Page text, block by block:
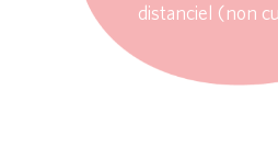
distanciel (non